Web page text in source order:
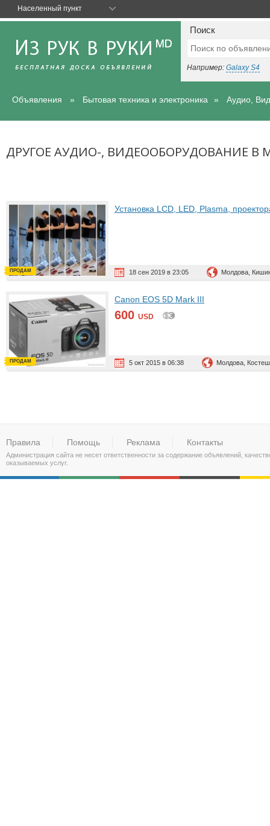
Поиск
Например: Galaxy S4
Объявления Бытовая техника и электроника Аудио,
ДРУГОЕ АУДИО-, ВИДЕООБОРУДОВАНИЕ В
Установка LCD, LED, Plasma,
18 сен 2019 в 23:05 Молдова,
ПРОДАМ
Canon EOS 5D Mark III
600 USD
5 окт 2015 в 06:38 Молдова,
ПРОДАМ
Правила Помощь Реклама Контакты
Администрация сайта не несет ответственности за содержание объявлений,
оказываемых услуг.
Населенный пункт